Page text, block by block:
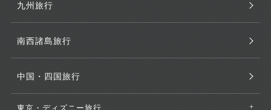
九州旅行
南西諸島旅行
中国・四国旅行
東京・ディズニー旅行